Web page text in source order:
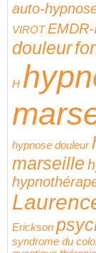
auto-
VIROT
douleur
H
hypnose douleur
marseille
Erickson
syndrome du